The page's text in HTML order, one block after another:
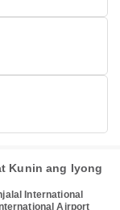
Kunin ang Iyong
International
Airport